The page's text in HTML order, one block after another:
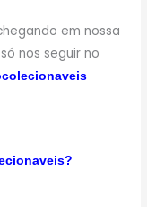
em nossa
nos seguir no